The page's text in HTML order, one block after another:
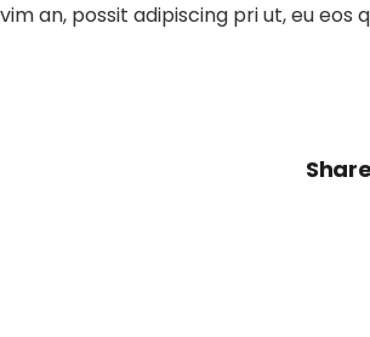
an, possit adipiscing pri ut, eu eos